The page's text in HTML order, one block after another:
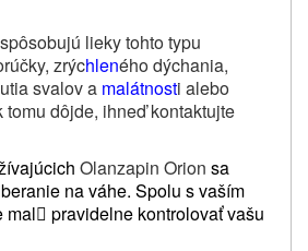
lieky tohto typu
zrýchleného dýchania,
svalov a malátnosti alebo
tomu dôjde, ihneď kontaktujte
Olanzapin Orion sa
na váhe. Spolu s vaším
mal pravidelne kontrolovať vašu